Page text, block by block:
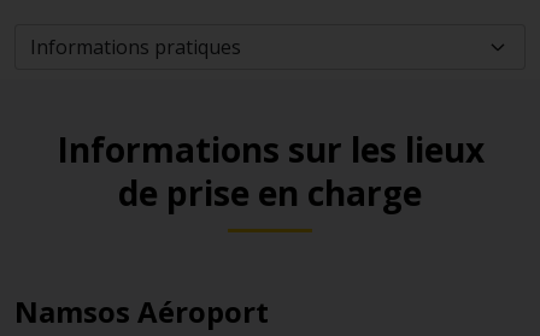
Informations sur les lieux
de prise en charge
Namsos Aéroport